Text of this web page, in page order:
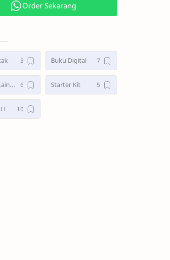
Order Sekarang
Buku Digital
Produk Lainnya Starter Kit